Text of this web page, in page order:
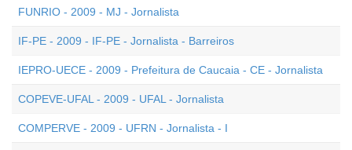
FUNRIO - 2009 - MJ - Jornalista
IF-PE - 2009 - IF-PE - Jornalista - Barreiros
IEPRO-UECE - 2009 - Prefeitura de Caucaia - CE - Jornalista
COPEVE-UFAL - 2009 - UFAL - Jornalista
COMPERVE - 2009 - UFRN - Jornalista - I